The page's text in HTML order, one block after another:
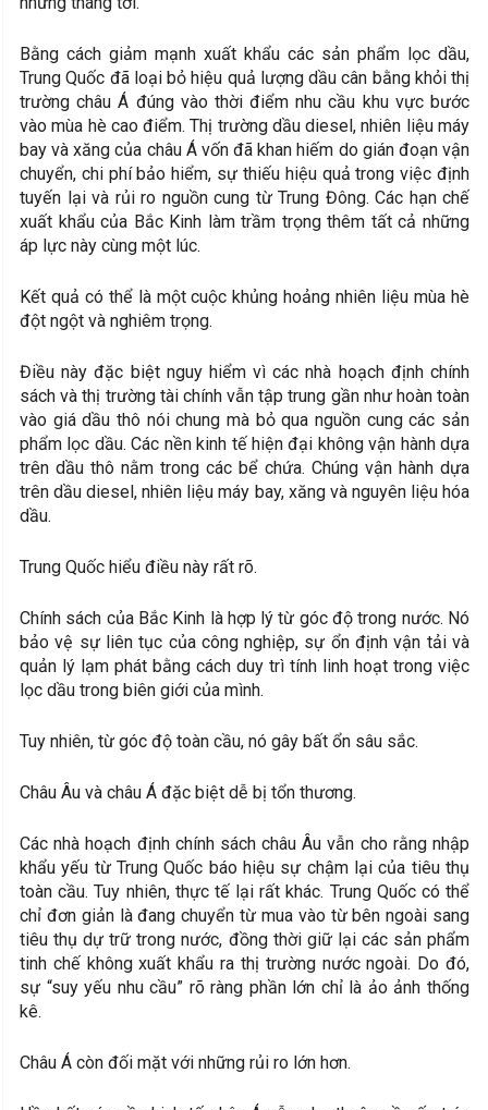
Bằng cách giảm mạnh xuất khẩu các sản phẩm lọc dầu,
Trung Quốc đã loại bỏ hiệu quả lượng dầu cân bằng khỏi thị
trường châu Á đúng vào thời điểm nhu cầu khu vực bước
vào mùa hè cao điểm. Thị trường dầu diesel, nhiên liệu máy
bay và xăng của châu Á vốn đã khan hiếm do gián đoạn vận
chuyển, chi phí bảo hiểm, sự thiếu hiệu quả trong việc định
tuyến lại và rủi ro nguồn cung từ Trung Đông. Các hạn chế
xuất khẩu của Bắc Kinh làm trầm trọng thêm tất cả những
áp lực này cùng một lúc.
Kết quả có thể là một cuộc khủng hoảng nhiên liệu mùa hè
đột ngột và nghiêm trọng.
Điều này đặc biệt nguy hiểm vì các nhà hoạch định chính
sách và thị trường tài chính vẫn tập trung gần như hoàn toàn
vào giá dầu thô nói chung mà bỏ qua nguồn cung các sản
phẩm lọc dầu. Các nền kinh tế hiện đại không vận hành dựa
trên dầu thô nằm trong các bể chứa. Chúng vận hành dựa
trên dầu diesel, nhiên liệu máy bay, xăng và nguyên liệu hóa
dầu.
Trung Quốc hiểu điều này rất rõ.
Chính sách của Bắc Kinh là hợp lý từ góc độ trong nước. Nó
bảo vệ sự liên tục của công nghiệp, sự ổn định vận tải và
quản lý lạm phát bằng cách duy trì tính linh hoạt trong việc
lọc dầu trong biên giới của mình.
Tuy nhiên, từ góc độ toàn cầu, nó gây bất ổn sâu sắc.
Châu Âu và châu Á đặc biệt dễ bị tổn thương.
Các nhà hoạch định chính sách châu Âu vẫn cho rằng nhập
khẩu yếu từ Trung Quốc báo hiệu sự chậm lại của tiêu thụ
toàn cầu. Tuy nhiên, thực tế lại rất khác. Trung Quốc có thể
chỉ đơn giản là đang chuyển từ mua vào từ bên ngoài sang
tiêu thụ dự trữ trong nước, đồng thời giữ lại các sản phẩm
tinh chế không xuất khẩu ra thị trường nước ngoài. Do đó,
sự “suy yếu nhu cầu” rõ ràng phần lớn chỉ là ảo ảnh thống
kê.
Châu Á còn đối mặt với những rủi ro lớn hơn.